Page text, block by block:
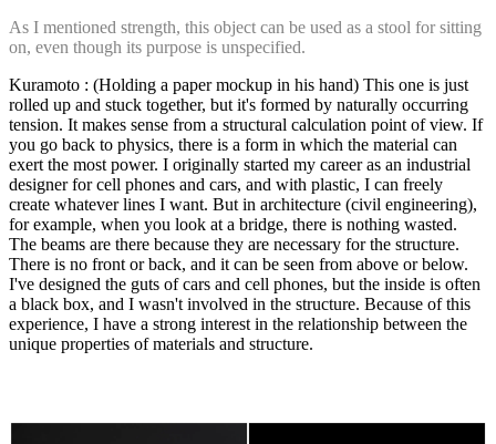
As I mentioned strength, this object can be used as a stool for sitting
on, even though its purpose is unspecified.
Kuramoto : (Holding a paper mockup in his hand) This one is just
rolled up and stuck together, but it's formed by naturally occurring
tension. It makes sense from a structural calculation point of view. If
you go back to physics, there is a form in which the material can
exert the most power. I originally started my career as an industrial
designer for cell phones and cars, and with plastic, I can freely
create whatever lines I want. But in architecture (civil engineering),
for example, when you look at a bridge, there is nothing wasted.
The beams are there because they are necessary for the structure.
There is no front or back, and it can be seen from above or below.
I've designed the guts of cars and cell phones, but the inside is often
a black box, and I wasn't involved in the structure. Because of this
experience, I have a strong interest in the relationship between the
unique properties of materials and structure.